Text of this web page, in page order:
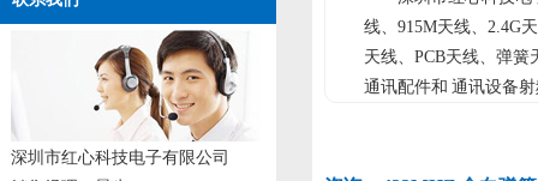
深圳市红心科技电子有限公司
线、915M天线、2.4G
天线、PCB天线、弹
通讯配件和 通讯设备